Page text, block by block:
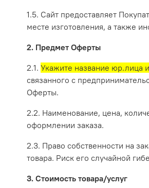
1.5. Сайт предоставляет
месте изготовления, а также
2. Предмет Оферты
2.1. Укажите название юр.лица
связанного с
Оферты.
2.2. Наименование, цена,
оформлении заказа.
2.3. Право собственности на
товара. Риск его случайной
3. Стоимость товара/услуг